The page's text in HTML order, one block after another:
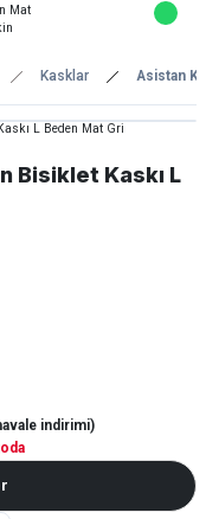
Kasklar Asistan
Bisiklet Kaskı L
indirimi)